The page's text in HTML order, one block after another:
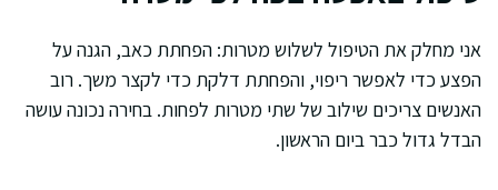
אני מחלק את הטיפול לשלוש מטרות: הפחתת כאב, הגנה על
הפצע כדי לאפשר ריפוי, והפחתת דלקת כדי לקצר משך. רוב
האנשים צריכים שילוב של שתי מטרות לפחות. בחירה נכונה עושה
הבדל גדול כבר ביום הראשון.